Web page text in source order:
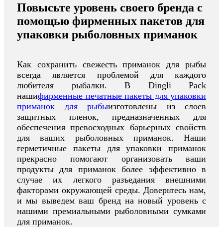
Повысьте уровень своего бренда с
помощью фирменных пакетов для
упаковки рыболовных приманок
Как сохранить свежесть приманок для рыбы
всегда является проблемой для каждого
любителя рыбалки. В Dingli Pack
нашифирменные печатные пакеты для упаковки
приманок для рыбыизготовлены из слоев
защитных пленок, предназначенных для
обеспечения превосходных барьерных свойств
для ваших рыболовных приманок. Наши
герметичные пакеты для упаковки приманок
прекрасно помогают организовать ваши
продукты для приманок более эффективно в
случае их легкого разъедания внешними
факторами окружающей среды. Доверьтесь нам,
и мы выведем ваш бренд на новый уровень с
нашими премиальными рыболовными сумками
для приманок.